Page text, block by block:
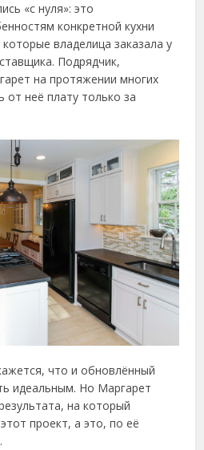
«с нуля»: это
конкретной кухни
владелица заказала у
Подрядчик,
на протяжении многих
от неё плату только за
что и обновлённый
идеальным. Но Маргарет
на который
проект, а это, по её